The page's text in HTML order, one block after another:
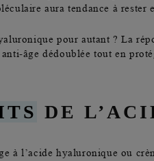
aura tendance à rester
pour autant ? La
âge dédoublée tout en
DE
à l’acide hyaluronique ou